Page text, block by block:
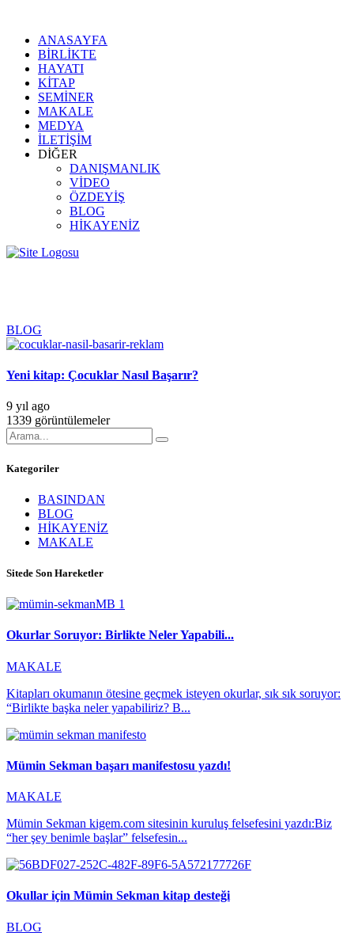
ANASAYFA
BİRLİKTE
HAYATI
KİTAP
SEMİNER
MAKALE
MEDYA
İLETİŞİM
DİĞER
DANIŞMANLIK
VİDEO
ÖZDEYİŞ
BLOG
HİKAYENİZ
BLOG
Yeni kitap: Çocuklar Nasıl Başarır?
9 yıl ago
1339 görüntülemeler
Kategoriler
BASINDAN
BLOG
HİKAYENİZ
MAKALE
Sitede Son Hareketler
Okurlar Soruyor: Birlikte Neler Yapabili...
MAKALE
Kitapları okumanın ötesine geçmek isteyen okurlar, sık sık soruyor:
“Birlikte başka neler yapabiliriz? B...
Mümin Sekman başarı manifestosu yazdı!
MAKALE
Mümin Sekman kigem.com sitesinin kuruluş felsefesini yazdı:Biz
“her şey benimle başlar” felsefesin...
Okullar için Mümin Sekman kitap desteği
BLOG